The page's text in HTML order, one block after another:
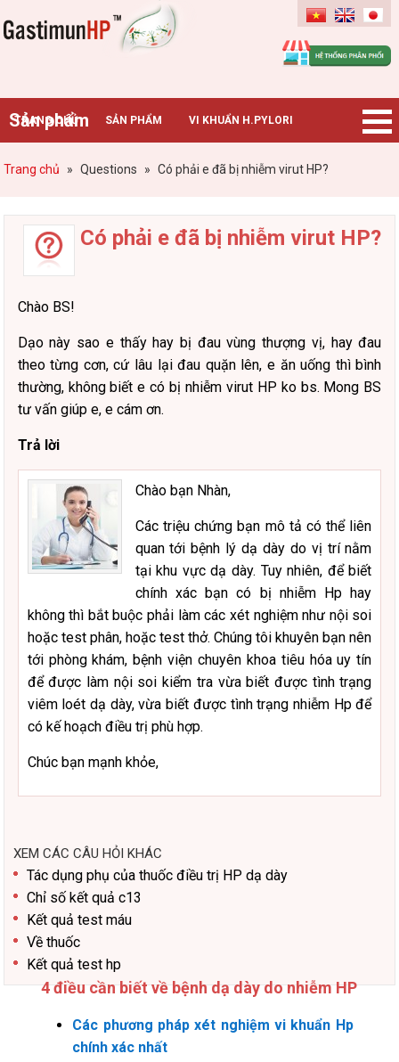
Gastimunhp
Sản phẩm
TRANG CHỦ SẢN PHẨM VI KHUẨN H.PYLORI
BỆNH DẠ DÀY TIN TỨC – SỰ KIỆN HƯỚNG DẪN MUA HÀNG
Trang chủ » Questions » Có phải e đã bị nhiễm virut HP?
Có phải e đã bị nhiễm virut HP?
Chào BS!
Dạo này sao e thấy hay bị đau vùng thượng vị, hay đau
theo từng cơn, cứ lâu lại đau quặn lên, e ănuống thì bình
thường, không biết e có bị nhiễm virut HP ko bs. Mong BS
tư vấn giúp e, e cám ơn.
Trả lời
Chào bạn Nhàn,
Các triệu chứng bạn mô tả có thể liên
quan tới bệnh lý dạ dày do vị trí nằm
tại khu vực dạ dày. Tuy nhiên, để biết
chính xác bạn có bị nhiễm Hp hay
không thì bắt buộc phải làm các xét nghiệm như nội soi
hoặc test phân, hoặc test thở. Chúng tôi khuyên bạn nên
tới phòng khám, bệnh viện chuyên khoa tiêu hóa uy tín
để được làm nội soi kiểm tra vừa biết được tình trạng
viêm loét dạ dày, vừa biết được tình trạng nhiễm Hp để
có kế hoạch điều trị phù hợp.
Chúc bạn mạnh khỏe,
XEM CÁC CÂU HỎI KHÁC
Tác dụng phụ của thuốc điều trị HP dạ dày
Chỉ số kết quả c13
Kết quả test máu
Về thuốc
Kết quả test hp
4 điều cần biết về bệnh dạ dày do nhiễm HP
Các phương pháp xét nghiệm vi khuẩn Hp
chính xác nhất